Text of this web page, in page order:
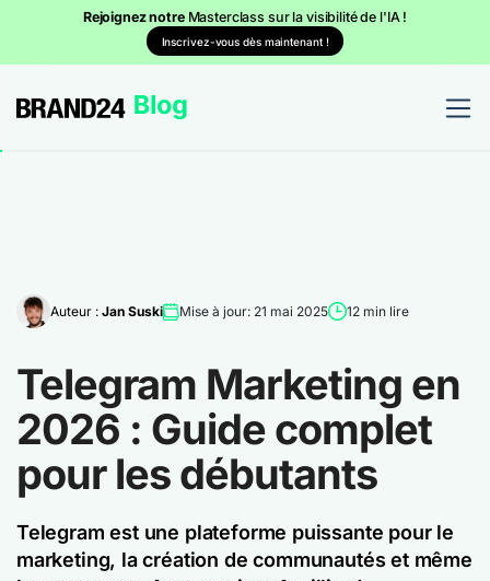
Rejoignez notre Masterclass sur la visibilité de l'IA !
Inscrivez-vous dès maintenant !
Auteur : Jan Suski Mise à jour: 21 mai 2025 12 min lire
Telegram Marketing en
2026 : Guide complet
pour les débutants
Telegram est une plateforme puissante pour le
marketing, la création de communautés et même